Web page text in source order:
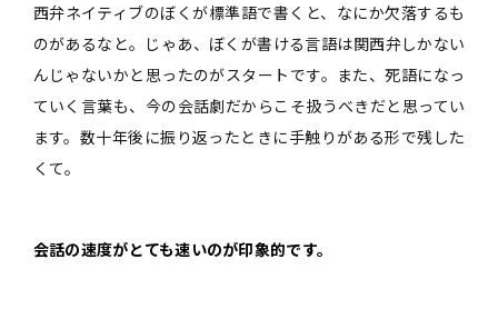
西弁ネイティブのぼくが標準語で書くと、なにか欠落するも
のがあるなと。じゃあ、ぼくが書ける言語は関西弁しかない
んじゃないかと思ったのがスタートです。また、死語になっ
ていく言葉も、今の会話劇だからこそ扱うべきだと思ってい
ます。数十年後に振り返ったときに手触りがある形で残した
くて。
――会話の速度がとても速いのが印象的です。